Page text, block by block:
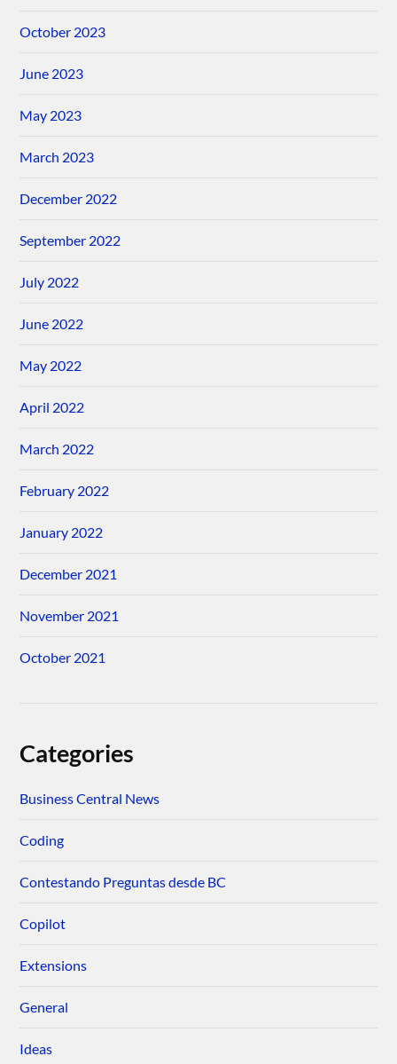
October 2023
June 2023
May 2023
March 2023
December 2022
September 2022
July 2022
June 2022
May 2022
April 2022
March 2022
February 2022
January 2022
December 2021
November 2021
October 2021
Categories
Business Central News
Coding
Contestando Preguntas desde BC
Copilot
Extensions
General
Ideas